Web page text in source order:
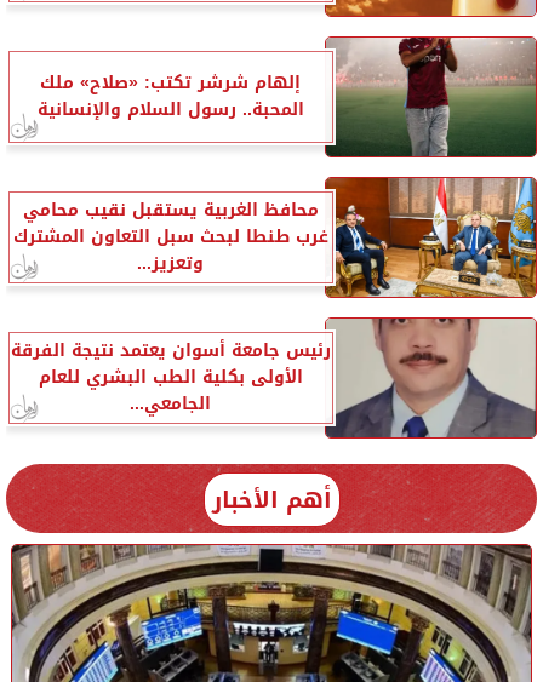
إلهام شرشر تكتب: «صلاح» ملك
المحبة.. رسول السلام والإنسانية
محافظ الغربية يستقبل نقيب محامي
غرب طنطا لبحث سبل التعاون المشترك
وتعزيز...
رئيس جامعة أسوان يعتمد نتيجة الفرقة
الأولى بكلية الطب البشري للعام
الجامعي...
أهم الأخبار